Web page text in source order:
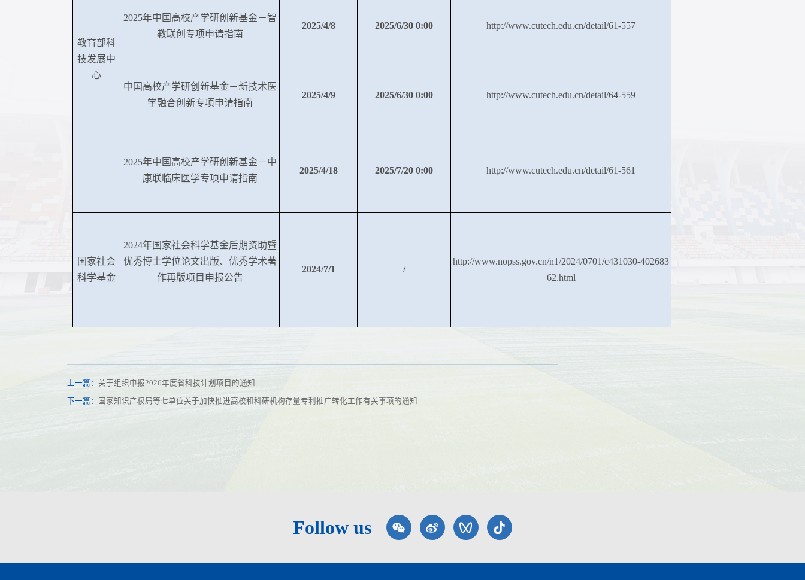
教育部科
技发展中
心
2025年中国高校产学研创新基金－智
教联创专项申请指南
2025/4/8 2025/6/30 0:00 http://www.cutech.edu.cn/detail/61-557
中国高校产学研创新基金－新技术医
学融合创新专项申请指南
2025/4/9 2025/6/30 0:00 http://www.cutech.edu.cn/detail/64-559
2025年中国高校产学研创新基金－中
康联临床医学专项申请指南
2025/4/18 2025/7/20 0:00 http://www.cutech.edu.cn/detail/61-561
国家社会
科学基金
2024年国家社会科学基金后期资助暨
优秀博士学位论文出版、优秀学术著
作再版项目申报公告
2024/7/1 /
http://www.nopss.gov.cn/n1/2024/0701/c431030-402683
62.html
上一篇： 关于组织申报2026年度省科技计划项目的通知
下一篇： 国家知识产权局等七单位关于加快推进高校和科研机构存量专利推广转化工作有关事项的通知
Follow us